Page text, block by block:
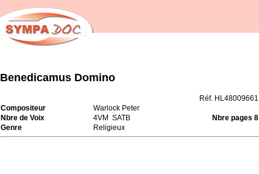
Benedicamus Domino
Réf. HL48009661
Compositeur
Warlock Peter
Nbre de Voix
4VM SATB
Nbre pages 8
Genre
Religieux